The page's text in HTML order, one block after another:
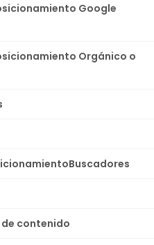
Google
Orgánico o
contenido